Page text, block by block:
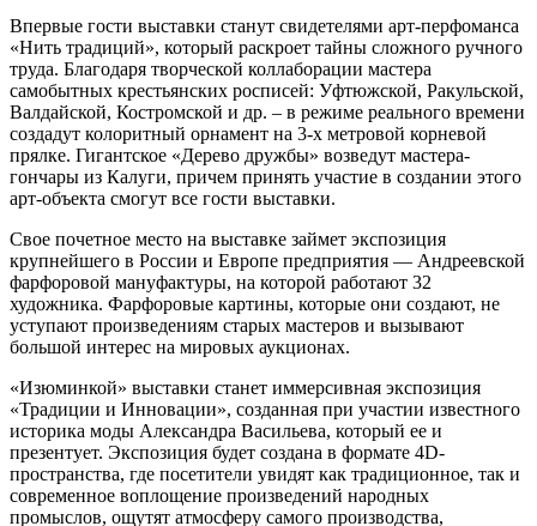
Впервые гости выставки станут свидетелями арт-перфоманса
«Нить традиций», который раскроет тайны сложного ручного
труда. Благодаря творческой коллаборации мастера
самобытных крестьянских росписей: Уфтюжской, Ракульской,
Валдайской, Костромской и др. – в режиме реального времени
создадут колоритный орнамент на 3-х метровой корневой
прялке. Гигантское «Дерево дружбы» возведут мастера-
гончары из Калуги, причем принять участие в создании этого
арт-объекта смогут все гости выставки.
Свое почетное место на выставке займет экспозиция
крупнейшего в России и Европе предприятия — Андреевской
фарфоровой мануфактуры, на которой работают 32
художника. Фарфоровые картины, которые они создают, не
уступают произведениям старых мастеров и вызывают
большой интерес на мировых аукционах.
«Изюминкой» выставки станет иммерсивная экспозиция
«Традиции и Инновации», созданная при участии известного
историка моды Александра Васильева, который ее и
презентует. Экспозиция будет создана в формате 4D-
пространства, где посетители увидят как традиционное, так и
современное воплощение произведений народных
промыслов, ощутят атмосферу самого производства,